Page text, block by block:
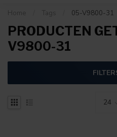
Home Tags 05-V9800-31
PRODUCTEN
V9800-31